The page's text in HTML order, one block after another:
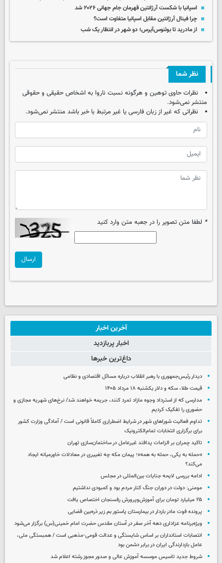
اسپانیا با شکست آرژانتین قهرمان جام جهانی ۲۰۲۶ شد
چرا فینال آرژانتین مقابل اسپانیا متفاوت است؟
از مادرید تا بوئنوس‌آیرس؛ دو شهر در انتظار یک شب
نظر شما
نظرات حاوی توهین و هرگونه نسبت ناروا به اشخاص حقیقی و حقوقی
منتشر نمی‌شود.
نظراتی که غیر از زبان فارسی یا غیر مرتبط با خبر باشد منتشر نمی‌شود.
* لطفا متن تصویر را در جعبه متن وارد کنید
ارسال
آخرین اخبار
اخبار پربازدید
داغ‌ترین خبرها
دیدار رئیس‌جمهوری با رهبر انقلاب درباره مسائل اقتصادی و نظامی
قیمت طلا، سکه و دلار یکشنبه ۱۸ مرداد ۱۴۰۵
مدارسی که از استرداد وجوه مازاد تمرد کنند، جریمه خواهند شد/ نرخ‌های شهریه مجازی و
حضوری را تفکیک کردیم
تداوم فعالیت شوراهای شهر در شرایط اضطراری کاملاً قانونی است / آمادگی وزارت کشور
برای برگزاری انتخابات تمام‌الکترونیک
تاکید چمران بر الزامات پدافند غیرعامل در ساختمان‌سازی تهران
«حمله به یکی، حمله به همه»؛ پیمان مکه چه تغییری در معادلات خاورمیانه ایجاد
می‌کند؟
ادامه بررسی لایحه جنایات بین‌المللی در مجلس
مومنی: دولت در دوران جنگ کنار مردم بود و کمبودی نداشتیم
۲۵ میلیارد تومان برای آموزش‌وپرورش رفسنجان اختصاص یافت
پرونده فوت مادر باردار در بیمارستان پاستور بم زیر ذره‌بین قضایی
ویژه‌برنامه عزاداری دهه آخر صفر در آستان مقدس حضرت امام خمینی(س) برگزار می‌شود
انتصابات استانداران بر اساس شایستگی و عدالت قومی-مذهبی است / همبستگی ملی،
عامل بازدارندگی ایران در برابر دشمن بود
شروط جدید تاسیس موسسه آموزش عالی و صدور مجوز رشته اعلام شد